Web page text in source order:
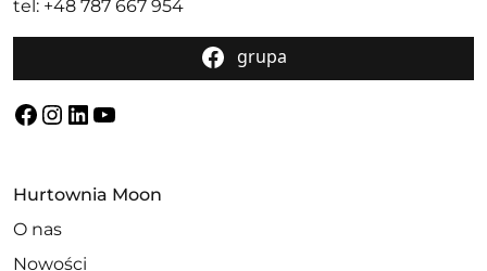
tel: +48 787 667 954
grupa
Facebook
Instagram
LinkedIn
YouTube
Hurtownia Moon
O nas
Nowości